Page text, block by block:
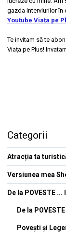
gazda interviurilor în
Youtube Viața pe
Te invitam să te
Viața pe Plus!
Categorii
Atracția ta
Versiunea mea
De la POVESTE ...
De la
Povești și